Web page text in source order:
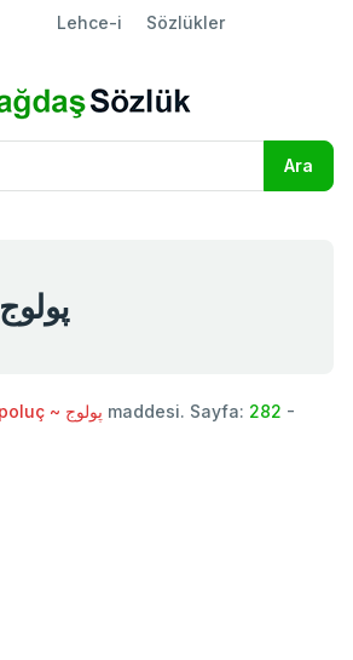
Lehce-i Sözlükler
poluç ~ پولوج
poluç ~ پولوج maddesi. Sayfa: 282 -